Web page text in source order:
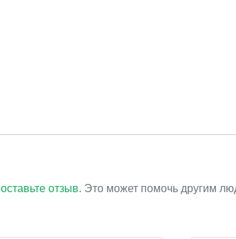
оставьте отзыв. Это может помочь другим